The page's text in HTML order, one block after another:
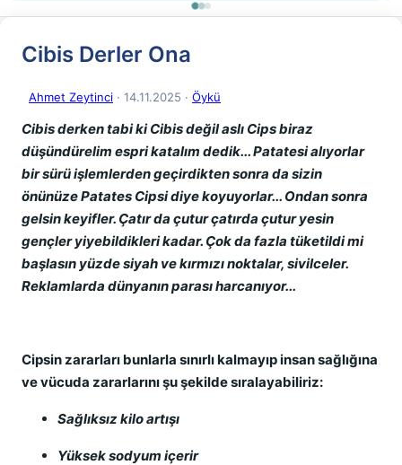
Cibis Derler Ona
Ahmet Zeytinci · 14.11.2025 · Öykü
Cibis derken tabi ki Cibis değil aslı Cips biraz
düşündürelim espri katalım dedik... Patatesi alıyorlar
bir sürü işlemlerden geçirdikten sonra da sizin
önünüze Patates Cipsi diye koyuyorlar... Ondan sonra
gelsin keyifler. Çatır da çutur çatırda çutur yesin
gençler yiyebildikleri kadar. Çok da fazla tüketildi mi
başlasın yüzde siyah ve kırmızı noktalar, sivilceler.
Reklamlarda dünyanın parası harcanıyor...
Cipsin zararları bunlarla sınırlı kalmayıp insan sağlığına
ve vücuda zararlarını şu şekilde sıralayabiliriz:
Sağlıksız kilo artışı
Yüksek sodyum içerir